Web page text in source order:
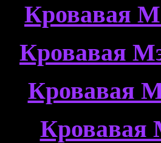
Кровавая
Кровавая
Кровавая
Кровавая